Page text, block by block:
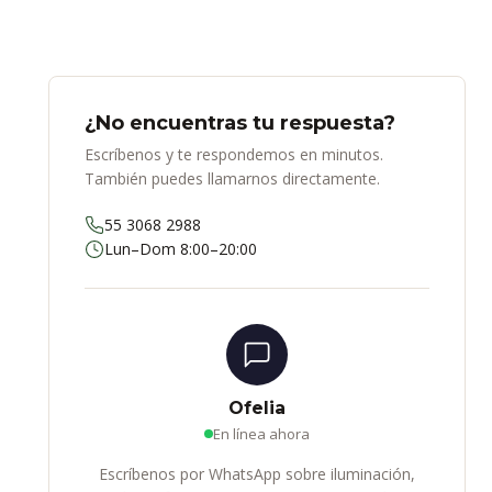
¿No encuentras tu respuesta?
Escríbenos y te respondemos en minutos.
También puedes llamarnos directamente.
55 3068 2988
Lun–Dom 8:00–20:00
Ofelia
En línea ahora
Escríbenos por WhatsApp sobre iluminación,